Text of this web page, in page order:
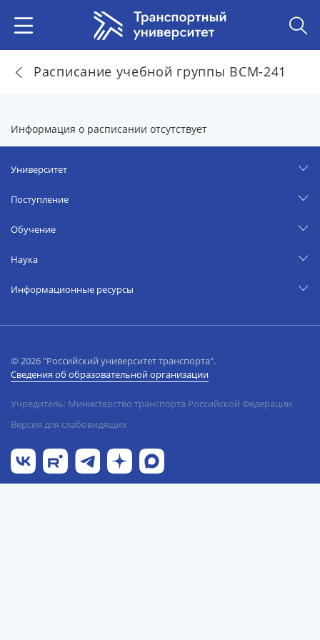
Расписание учебной группы ВСМ-241
Информация о расписании отсутствует
Университет
Поступление
Обучение
Наука
Информационные ресурсы
© 2026 "Российский университет транспорта".
Сведения об образовательной организации
Учредитель: Министерство транспорта Российской Федерации
Версия для слабовидящих